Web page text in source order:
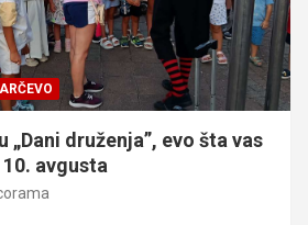
„Dani druženja”, evo šta vas
avgusta